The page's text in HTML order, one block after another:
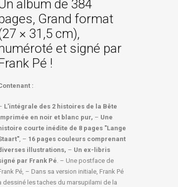
album de 384
Grand format
× 31,5 cm),
et signé par
Pé !
:
L'intégrale des 2 histoires de la Bête
en noir et blanc pur, – Une
histoire courte inédite de 8 pages "Lange
, – 16 pages couleurs comprenant
illustrations, – Un ex-libris
par Frank Pé. – Une postface de
Pé, – Dans sa version initiale, Frank Pé
dessiné les taches du marsupilami de la